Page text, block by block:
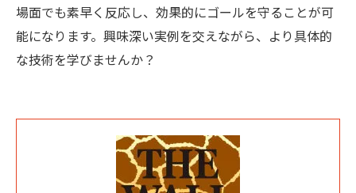
場面でも素早く反応し、効果的にゴールを守ることが可
能になります。興味深い実例を交えながら、より具体的
な技術を学びませんか？